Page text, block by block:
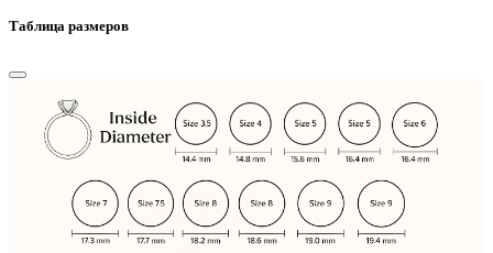
Таблица размеров